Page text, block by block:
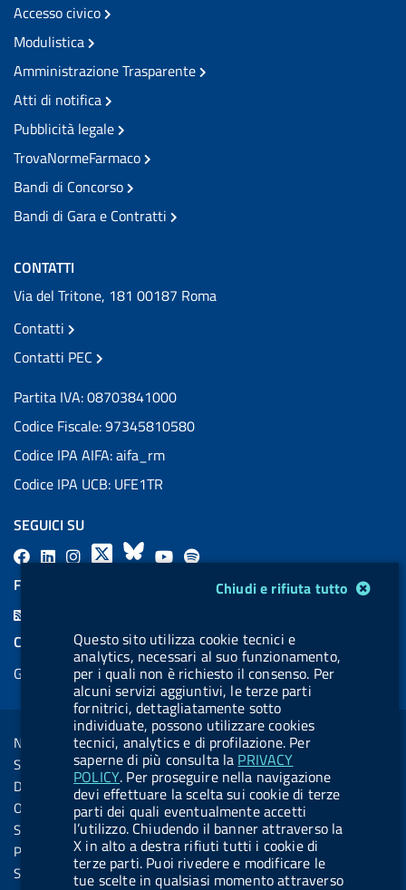
Chiudi e rifiuta tutto
Questo sito utilizza cookie tecnici e
analytics, necessari al suo funzionamento,
per i quali non è richiesto il consenso. Per
alcuni servizi aggiuntivi, le terze parti
fornitrici, dettagliatamente sotto
individuate, possono utilizzare cookies
tecnici, analytics e di profilazione. Per
saperne di più consulta la PRIVACY
POLICY. Per proseguire nella navigazione
devi effettuare la scelta sui cookie di terze
parti dei quali eventualmente accetti
l’utilizzo. Chiudendo il banner attraverso la
X in alto a destra rifiuti tutti i cookie di
terze parti. Puoi rivedere e modificare le
tue scelte in qualsiasi momento attraverso
Accesso civico
Modulistica
Amministrazione Trasparente
Atti di notifica
Pubblicità legale
TrovaNormeFarmaco
Bandi di Concorso
Bandi di Gara e Contratti
CONTATTI
Via del Tritone, 181 00187 Roma
Contatti
Contatti PEC
Partita IVA: 08703841000
Codice Fiscale: 97345810580
Codice IPA AIFA: aifa_rm
Codice IPA UCB: UFE1TR
SEGUICI SU
F
L
l
.
b
u
t
t
o
n
.
i
X
B
s
k
y
Y
u
b
e
l
l
.
b
u
t
t
o
n
.
s
FEED RSS
COOKIES
Gestione cookie
Sezione Link Utili
Note legali
Social Media Policy
Dichiarazione di accessibilità
Obiettivi di accessibilità
Statistiche sito
Privacy
Servizi Online